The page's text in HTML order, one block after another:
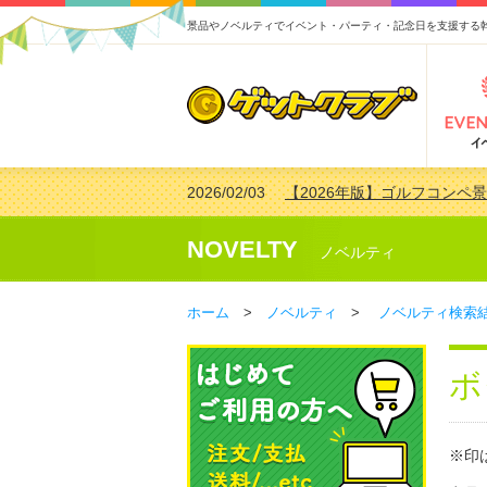
景品やノベルティでイベント・パーティ・記念日を支援する
2026/02/03【2026年版】ゴルフコンペ
2026/07/15【2026年版】ビンゴゲーム
2026/04/03【2026年版】ゴルフコンペ
2026/02/16 【2026年版】結婚式の二次
NOVELTY ノベルティ
ホーム > ノベルティ > ノベルティ検索
※印